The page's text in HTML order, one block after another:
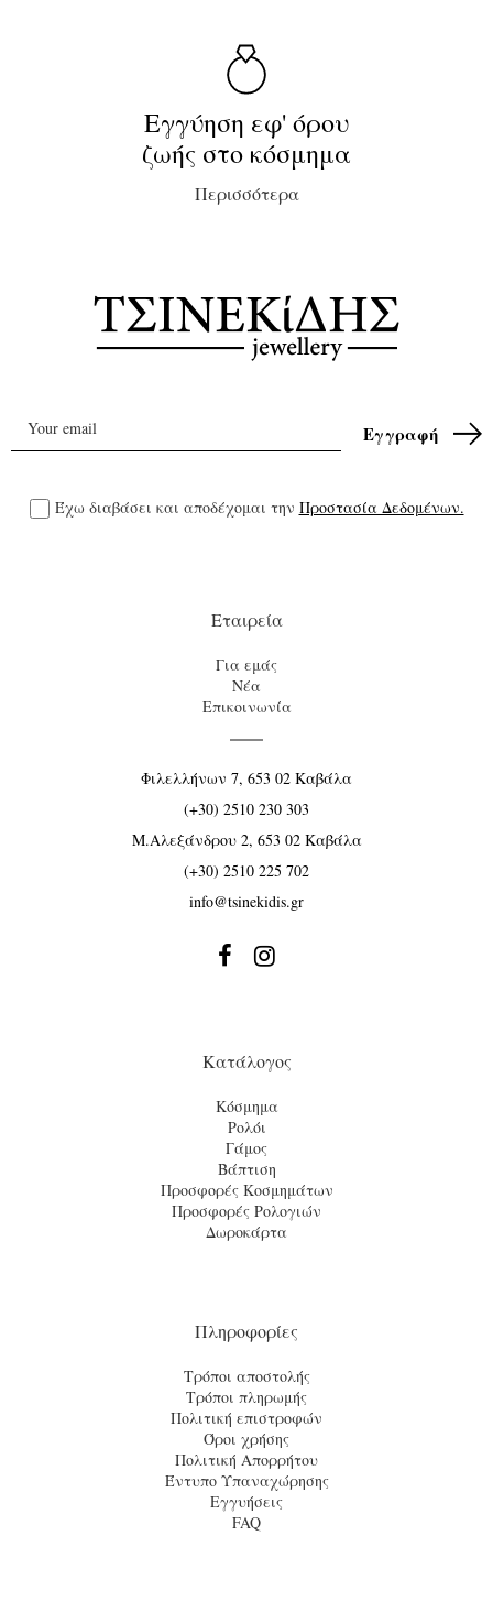
Εγγύηση εφ' όρου
ζωής στο κόσμημα
Περισσότερα
Έχω διαβάσει και αποδέχομαι την Προστασία Δεδομένων.
Εταιρεία
Για εμάς
Νέα
Επικοινωνία
Φιλελλήνων 7, 653 02 Καβάλα
(+30) 2510 230 303
Μ.Αλεξάνδρου 2, 653 02 Καβάλα
(+30) 2510 225 702
info@tsinekidis.gr
 
Κατάλογος
Κόσμημα
Ρολόι
Γάμος
Βάπτιση
Προσφορές Κοσμημάτων
Προσφορές Ρολογιών
Δωροκάρτα
Πληροφορίες
Τρόποι αποστολής
Τρόποι πληρωμής
Πολιτική επιστροφών
Όροι χρήσης
Πολιτική Απορρήτου
Έντυπο Υπαναχώρησης
Εγγυήσεις
FAQ